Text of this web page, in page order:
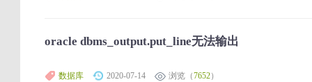
oracle dbms_output.put_line无法输出
数据库 2020-07-14 浏览（7652）